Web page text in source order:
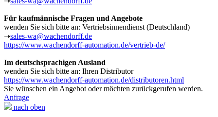
Für kaufmännische Fragen und Angebote
wenden Sie sich bitte an: Vertriebsinnendienst (Deutschland)
➝sales-wa@wachendorff.de
https://www.wachendorff-automation.de/vertrieb-de/
Im deutschsprachigen Ausland
wenden Sie sich bitte an: Ihren Distributor
https://www.wachendorff-automation.de/distributoren.html
Sie wünschen ein Angebot oder möchten zurückgerufen werden.
Anfrage
nach oben